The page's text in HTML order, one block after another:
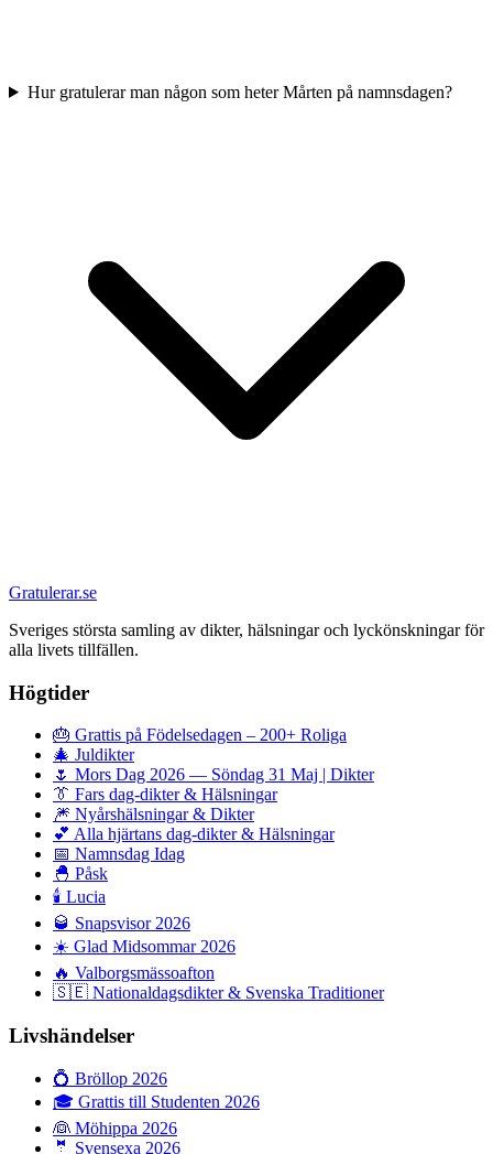
Hur gratulerar man någon som heter Mårten på namnsdagen?
Gratulerar.se
Sveriges största samling av dikter, hälsningar och lyckönskningar för
alla livets tillfällen.
Högtider
🎂 Grattis på Födelsedagen – 200+ Roliga
🎄 Juldikter
🌷 Mors Dag 2026 — Söndag 31 Maj | Dikter
👔 Fars dag-dikter & Hälsningar
🎆 Nyårshälsningar & Dikter
💕 Alla hjärtans dag-dikter & Hälsningar
📅 Namnsdag Idag
🐣 Påsk
🕯️ Lucia
🥃 Snapsvisor 2026
☀️ Glad Midsommar 2026
🔥 Valborgsmässoafton
🇸🇪 Nationaldagsdikter & Svenska Traditioner
Livshändelser
💍 Bröllop 2026
🎓 Grattis till Studenten 2026
👰 Möhippa 2026
🤵 Svensexa 2026